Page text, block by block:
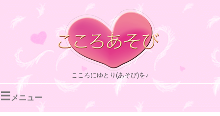
こころにゆとり(あそび)を♪
☰ メニュー